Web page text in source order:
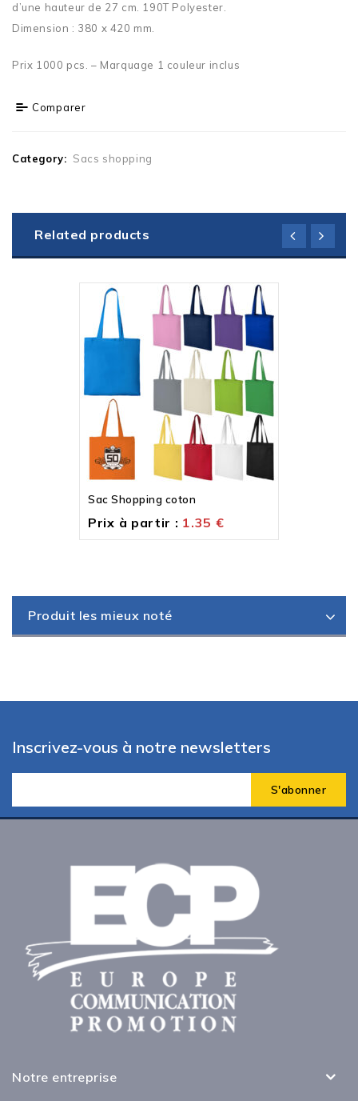
d’une hauteur de 27 cm. 190T Polyester.
Dimension : 380 x 420 mm.
Prix 1000 pcs. – Marquage 1 couleur inclus
Comparer
Category: Sacs shopping
Related products
Sac Shopping coton
Prix à partir : 1.35 €
Produit les mieux noté
Inscrivez-vous à notre newsletters
Notre entreprise